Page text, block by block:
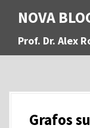
a
NOVA
Prof. Dr. Alex
Grafos